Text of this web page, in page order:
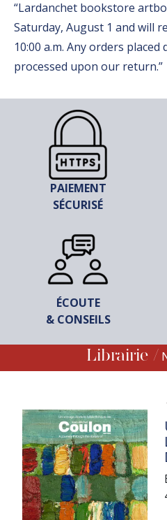
“Lardanchet bookstore
Saturday, August 1 and will
10:00 a.m. Any orders
processed upon our return.”
PAIEMENT
SÉCURISÉ
ÉCOUTE
& CONSEILS
Librairie